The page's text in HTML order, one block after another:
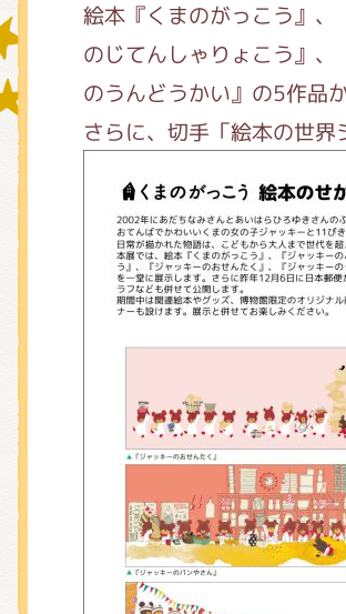
絵本『くまのがっこう』
のじてんしゃりょこう』
のうんどうかい』の5作品
さらに、切手「絵本の世
おたのしみコンテ
チア ジャッキーズ！
くまのがっこう し
くまのがっこう 家